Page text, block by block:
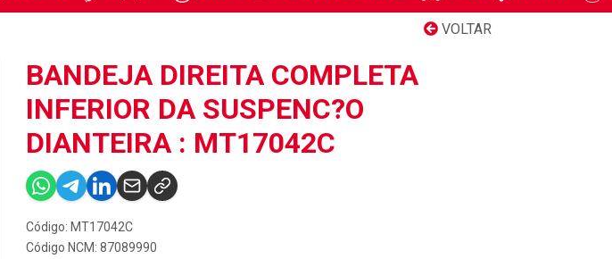
VOLTAR
BANDEJA DIREITA COMPLETA
INFERIOR DA SUSPENC?O
DIANTEIRA : MT17042C
Código: MT17042C
Código NCM: 87089990